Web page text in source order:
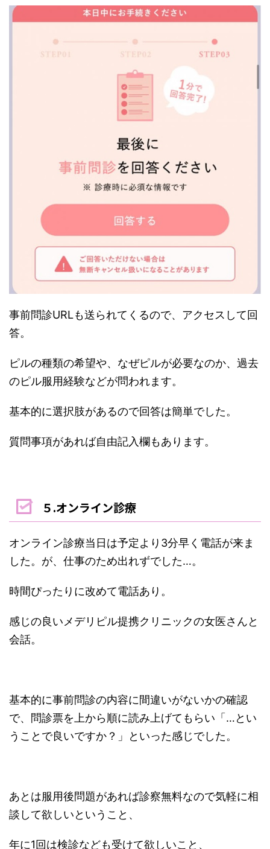
事前問診URLも送られてくるので、アクセスして回
答。
ピルの種類の希望や、なぜピルが必要なのか、過去
のピル服用経験などが問われます。
基本的に選択肢があるので回答は簡単でした。
質問事項があれば自由記入欄もあります。
５.オンライン診療
オンライン診療当日は予定より3分早く電話が来ま
した。が、仕事のため出れずでした…。
時間ぴったりに改めて電話あり。
感じの良いメデリピル提携クリニックの女医さんと
会話。
基本的に事前問診の内容に間違いがないかの確認
で、問診票を上から順に読み上げてもらい「…とい
うことで良いですか？」といった感じでした。
あとは服用後問題があれば診察無料なので気軽に相
談して欲しいということ、
年に1回は検診なども受けて欲しいこと、